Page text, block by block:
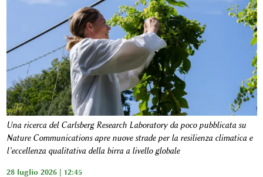
Una ricerca del Carlsberg Research Laboratory da poco pubblicata su
Nature Communications apre nuove strade per la resilienza climatica e
l’eccellenza qualitativa della birra a livello globale
28 luglio 2026 | 12:45